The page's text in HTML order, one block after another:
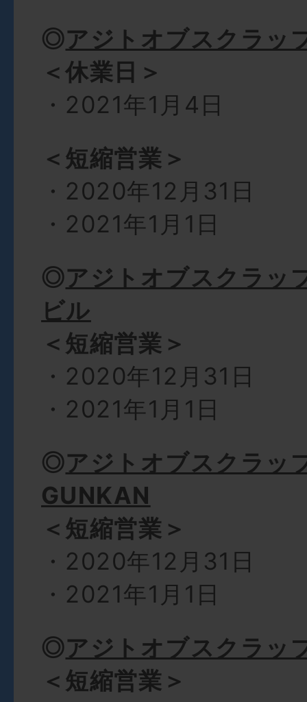
◎アジトオブスクラッ
＜休業日＞
・2021年1月4日
＜短縮営業＞
・2020年12月31日
・2021年1月1日
◎アジトオブスクラッ
ビル
＜短縮営業＞
・2020年12月31日
・2021年1月1日
◎アジトオブスクラッ
GUNKAN
＜短縮営業＞
・2020年12月31日
・2021年1月1日
◎アジトオブスクラッ
＜短縮営業＞